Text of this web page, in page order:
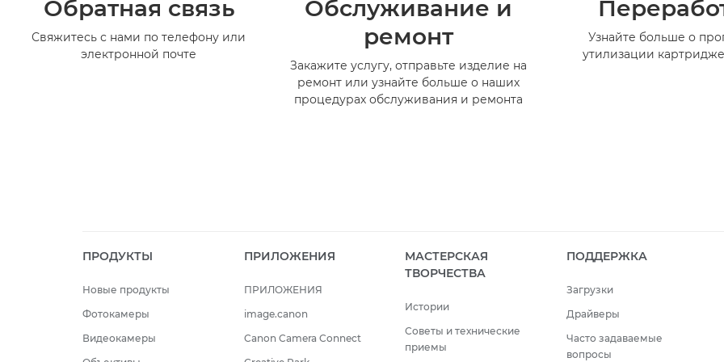
Обратная связь
Свяжитесь с нами по телефону или
электронной почте
Обслуживание и
ремонт
Закажите услугу, отправьте изделие на
ремонт или узнайте больше о наших
процедурах обслуживания и ремонта
Узнайте больше о
утилизации
ПРОДУКТЫ
Новые продукты
Фотокамеры
Видеокамеры
ПРИЛОЖЕНИЯ
ПРИЛОЖЕНИЯ
image.canon
Canon Camera Connect
МАСТЕРСКАЯ
ТВОРЧЕСТВА
Истории
Советы и технические
приемы
ПОДДЕРЖКА
Загрузки
Драйверы
Часто задаваемые
вопросы